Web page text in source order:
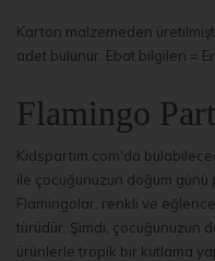
Karton malzemeden
adet bulunur. Ebat bilgileri =
Flamingo
Kidspartim.com'da
ile çocuğunuzun doğum günü
Flamingolar, renkli ve
türüdür. Şimdi, çocuğunuzun
ürünlerle tropik bir kutlama